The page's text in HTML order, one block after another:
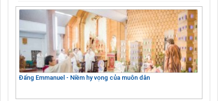
Đấng Emmanuel - Niềm hy vọng của muôn dân